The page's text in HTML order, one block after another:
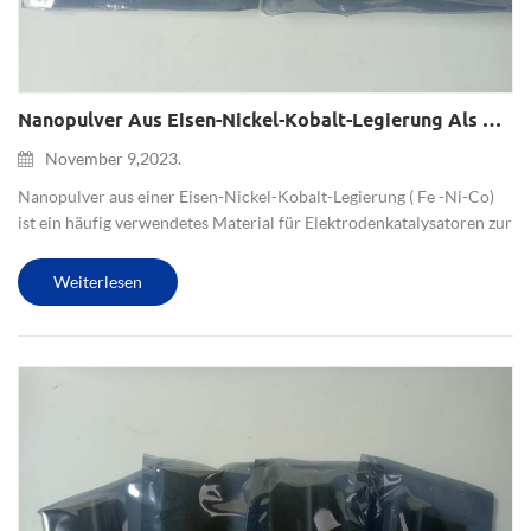
Nanopulver Aus Eisen-Nickel-Kobalt-Legierung Als Katalysator Für Die Wasserstoffproduktionselektrode
November 9,2023.
Nanopulver aus einer Eisen-Nickel-Kobalt-Legierung ( Fe -Ni-Co)
ist ein häufig verwendetes Material für Elektrodenkatalysatoren zur
Wasserstofferzeugung ist ein Material, das zur Förderung der ...
Weiterlesen